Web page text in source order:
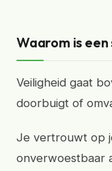
Waarom is
Veiligheid gaat
doorbuigt of
Je vertrouwt op
onverwoestbaar